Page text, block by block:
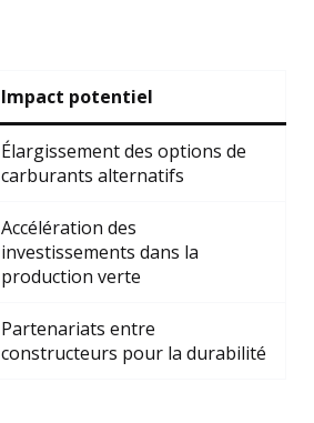
Impact potentiel
Élargissement des options de
carburants alternatifs
Accélération des
investissements dans la
production verte
Partenariats entre
constructeurs pour la durabilité